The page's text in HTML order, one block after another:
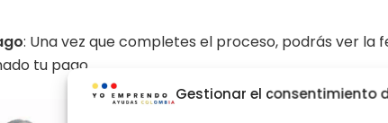
Gestionar el consentimiento
: Una vez que completes el proceso, podrás ver la
tu pago.